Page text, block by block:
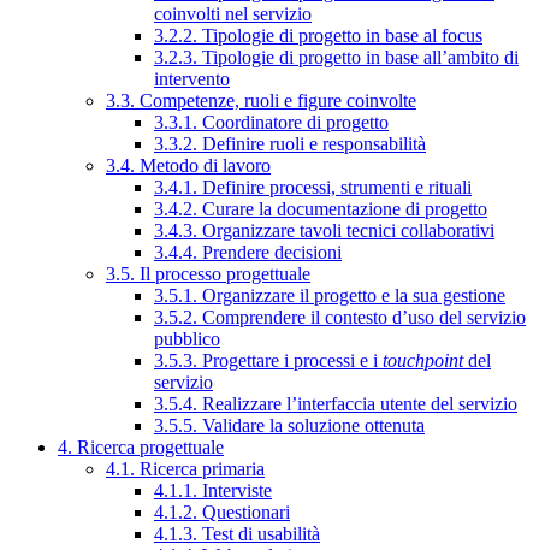
coinvolti nel servizio
3.2.2. Tipologie di progetto in base al focus
3.2.3. Tipologie di progetto in base all’ambito di
intervento
3.3. Competenze, ruoli e figure coinvolte
3.3.1. Coordinatore di progetto
3.3.2. Definire ruoli e responsabilità
3.4. Metodo di lavoro
3.4.1. Definire processi, strumenti e rituali
3.4.2. Curare la documentazione di progetto
3.4.3. Organizzare tavoli tecnici collaborativi
3.4.4. Prendere decisioni
3.5. Il processo progettuale
3.5.1. Organizzare il progetto e la sua gestione
3.5.2. Comprendere il contesto d’uso del servizio
pubblico
3.5.3. Progettare i processi e i touchpointdel
servizio
3.5.4. Realizzare l’interfaccia utente del servizio
3.5.5. Validare la soluzione ottenuta
4. Ricerca progettuale
4.1. Ricerca primaria
4.1.1. Interviste
4.1.2. Questionari
4.1.3. Test di usabilità